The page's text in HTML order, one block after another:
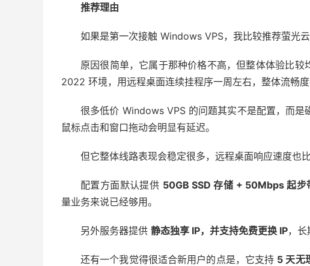
推荐理由
如果是第一次接触 Windows VPS，我比较推荐萤光云
原因很简单，它属于那种价格不高，但整体体验比
2022 环境，用远程桌面连续挂程序一周左右，整体流畅度
很多低价 Windows VPS 的问题其实不是配置，而是
鼠标点击和窗口拖动会明显有延迟。
但它整体线路表现会稳定很多，远程桌面响应速度也比
配置方面默认提供 50GB SSD 存储 + 50Mbps 起步
量业务来说已经够用。
另外服务器提供 静态独享 IP，并支持免费更换 IP，长
还有一个我觉得很适合新用户的点是，它支持 5 天无